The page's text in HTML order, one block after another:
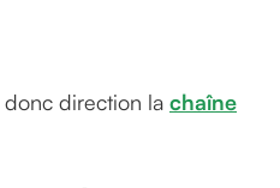
direction la chaîne